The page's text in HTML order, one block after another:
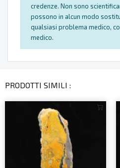
credenze. Non sono
possono in alcun modo
qualsiasi problema medico,
medico.
PRODOTTI SIMILI :